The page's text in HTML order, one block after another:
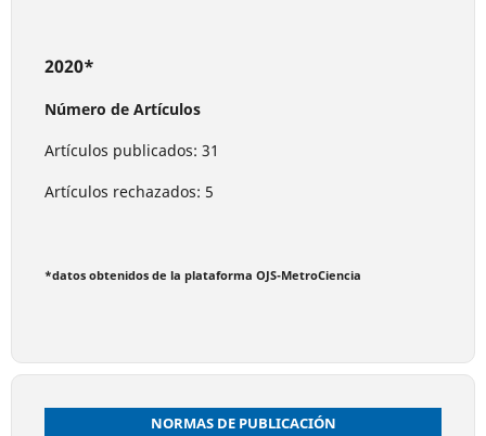
2020*
Número de Artículos
Artículos publicados: 31
Artículos rechazados: 5
*datos obtenidos de la plataforma OJS-MetroCiencia
NORMAS DE PUBLICACIÓN